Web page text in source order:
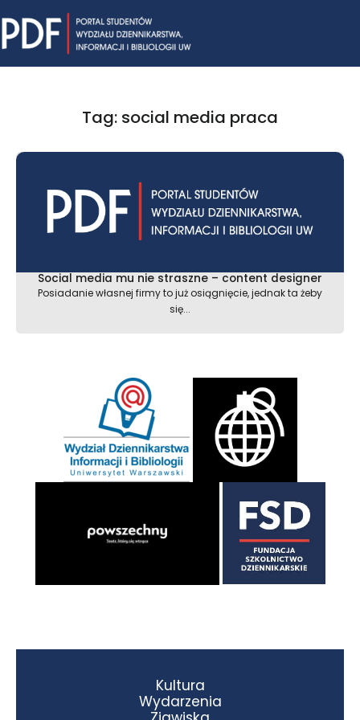
to
content
Tag: social media praca
Social media mu nie straszne – content designer
Posiadanie własnej firmy to już osiągnięcie, jednak ta żeby
się...
Kultura
Wydarzenia